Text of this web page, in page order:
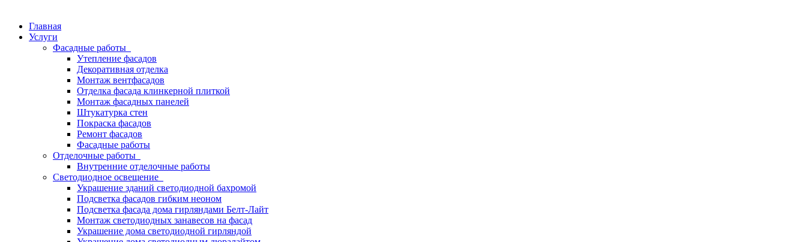
Главная
Услуги
Фасадные работы
Утепление фасадов
Декоративная отделка
Монтаж вентфасадов
Отделка фасада клинкерной плиткой
Монтаж фасадных панелей
Штукатурка стен
Покраска фасадов
Ремонт фасадов
Фасадные работы
Отделочные работы
Внутренние отделочные работы
Светодиодное освещение
Украшение зданий светодиодной бахромой
Подсветка фасадов гибким неоном
Подсветка фасада дома гирляндами Белт-Лайт
Монтаж светодиодных занавесов на фасад
Украшение дома светодиодной гирляндой